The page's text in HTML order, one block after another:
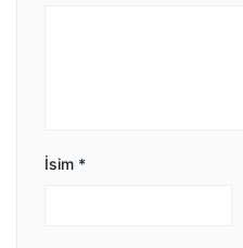
İsim *